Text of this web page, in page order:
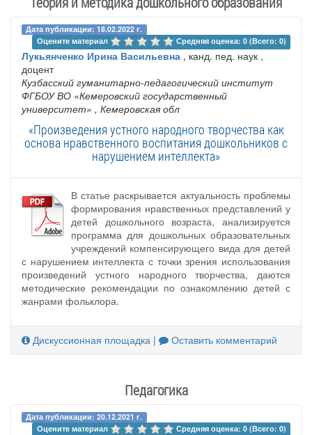
Дата публикации: 18.02.2022 г.
Оцените материал
Средняя оценка: 0 (Всего: 0)
Лукьянченко Ирина Васильевна , канд. пед. наук ,
доцент
Кузбасский гуманитарно-педагогический институт
ФГБОУ ВО «Кемеровский государственный
университет» , Кемеровская обл
«Произведения устного народного творчества как
основа нравственного воспитания дошкольников с
нарушением интеллекта»
В статье раскрывается актуальность проблемы
формирования нравственных представлений у
детей дошкольного возраста, анализируется
программа для дошкольных образовательных
учреждений компенсирующего вида для детей
с нарушением интеллекта с точки зрения использования
произведений устного народного творчества, даются
методические рекомендации по ознакомлению детей с
жанрами фольклора.
Дискуссионная площадка | Оставить комментарий
Педагогика
Дата публикации: 20.12.2021 г.
Оцените материал
Средняя оценка: 0 (Всего: 0)